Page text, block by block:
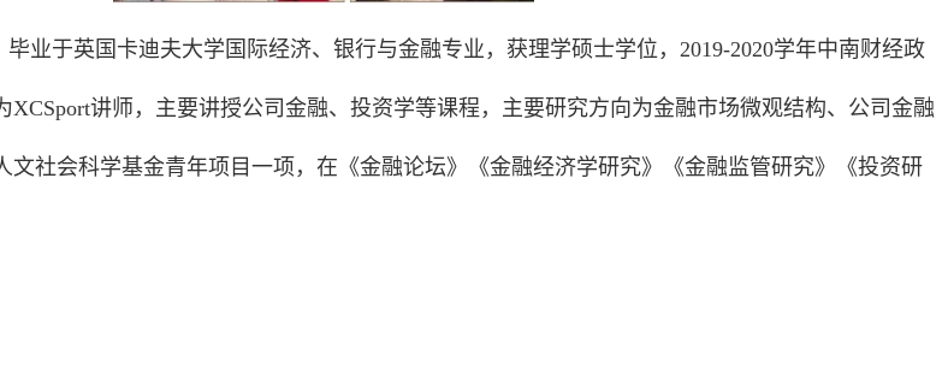
业于英国卡迪夫大学国际经济、银行与金融专业，获理学硕士学位，2019-2020学年中南财经政
XCSport讲师，主要讲授公司金融、投资学等课程，主要研究方向为金融市场微观结构、公司金融
文社会科学基金青年项目一项，在《金融论坛》《金融经济学研究》《金融监管研究》《投资研